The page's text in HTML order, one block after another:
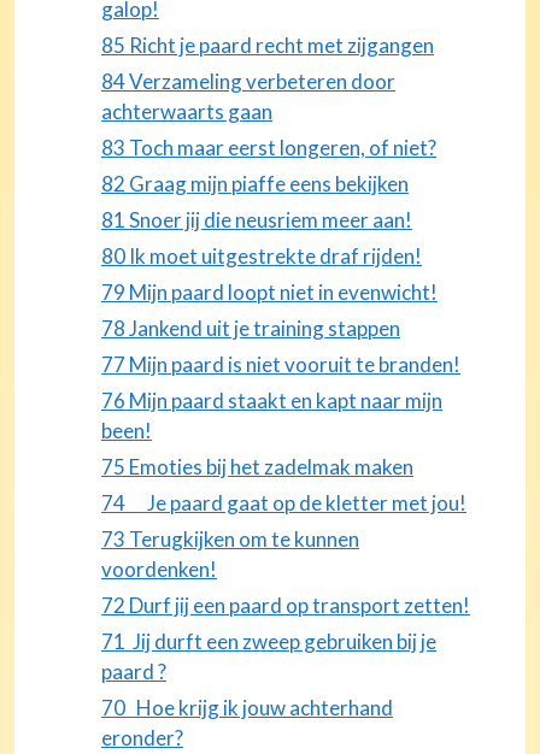
galop!
85 Richt je paard recht met zijgangen
84 Verzameling verbeteren door
achterwaarts gaan
83 Toch maar eerst longeren, of niet?
82 Graag mijn piaffe eens bekijken
81 Snoer jij die neusriem meer aan!
80 Ik moet uitgestrekte draf rijden!
79 Mijn paard loopt niet in evenwicht!
78 Jankend uit je training stappen
77 Mijn paard is niet vooruit te branden!
76 Mijn paard staakt en kapt naar mijn
been!
75 Emoties bij het zadelmak maken
74 Je paard gaat op de kletter met jou!
73 Terugkijken om te kunnen
voordenken!
72 Durf jij een paard op transport zetten!
71 Jij durft een zweep gebruiken bij je
paard ?
70 Hoe krijg ik jouw achterhand
eronder?